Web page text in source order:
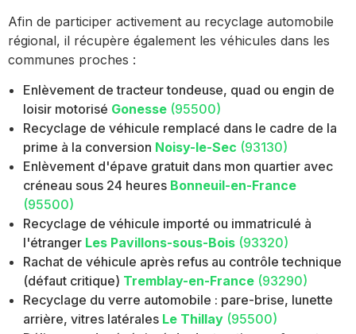
Afin de participer activement au recyclage automobile
régional, il récupère également les véhicules dans les
communes proches :
Enlèvement de tracteur tondeuse, quad ou engin de
loisir motorisé Gonesse (95500)
Recyclage de véhicule remplacé dans le cadre de la
prime à la conversion Noisy-le-Sec (93130)
Enlèvement d'épave gratuit dans mon quartier avec
créneau sous 24 heures Bonneuil-en-France
(95500)
Recyclage de véhicule importé ou immatriculé à
l'étranger Les Pavillons-sous-Bois (93320)
Rachat de véhicule après refus au contrôle technique
(défaut critique) Tremblay-en-France (93290)
Recyclage du verre automobile : pare-brise, lunette
arrière, vitres latérales Le Thillay (95500)